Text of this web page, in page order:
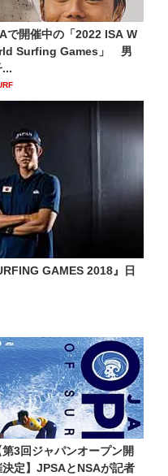
で開催中の「2022 ISA W
Surfing Games」 男
...
GAMES 2018』日
第3回ジャパンオープン開
決定】JPSAとNSAが記者